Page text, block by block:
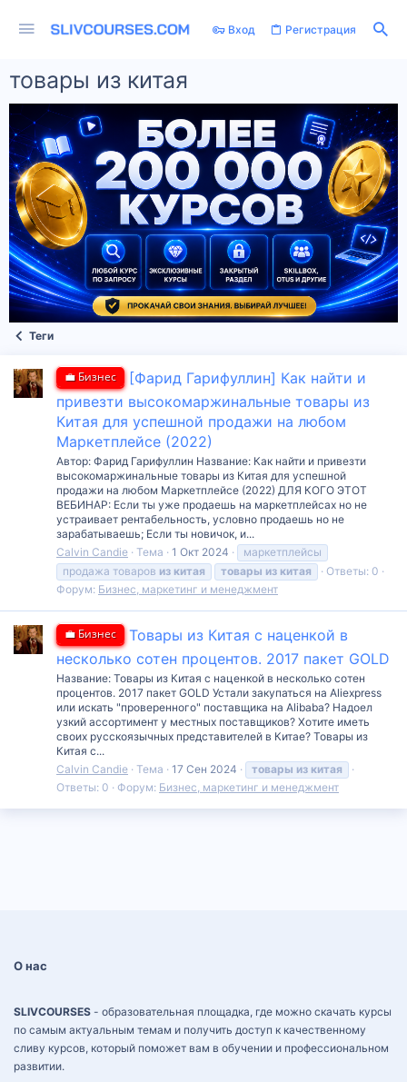
Вход Регистрация
товары из китая
Теги
💼 Бизнес
[Фарид Гарифуллин] Как найти и
привезти высокомаржинальные товары из
Китая для успешной продажи на любом
Маркетплейсе (2022)
Автор: Фарид Гарифуллин Название: Как найти и привезти
высокомаржинальные товары из Китая для успешной
продажи на любом Маркетплейсе (2022) ДЛЯ КОГО ЭТОТ
ВЕБИНАР: Если ты уже продаешь на маркетплейсах но не
устраивает рентабельность, условно продаешь но не
зарабатываешь; Если ты новичок, и...
Calvin Candie Тема 1 Окт 2024
маркетплейсы
продажа товаров из китая товары из китая
Ответы: 0
Форум: Бизнес, маркетинг и менеджмент
💼 Бизнес
Товары из Китая с наценкой в
несколько сотен процентов. 2017 пакет GOLD
Название: Товары из Китая с наценкой в несколько сотен
процентов. 2017 пакет GOLD Устали закупаться на Aliexpress
или искать "проверенного" поставщика на Alibaba? Надоел
узкий ассортимент у местных поставщиков? Хотите иметь
своих русскоязычных представителей в Китае? Товары из
Китая с...
Calvin Candie Тема 17 Сен 2024 товары из китая
Ответы: 0
Форум: Бизнес, маркетинг и менеджмент
О нас
SLIVCOURSES - образовательная площадка, где можно скачать курсы
по самым актуальным темам и получить доступ к качественному
сливу курсов, который поможет вам в обучении и профессиональном
развитии.